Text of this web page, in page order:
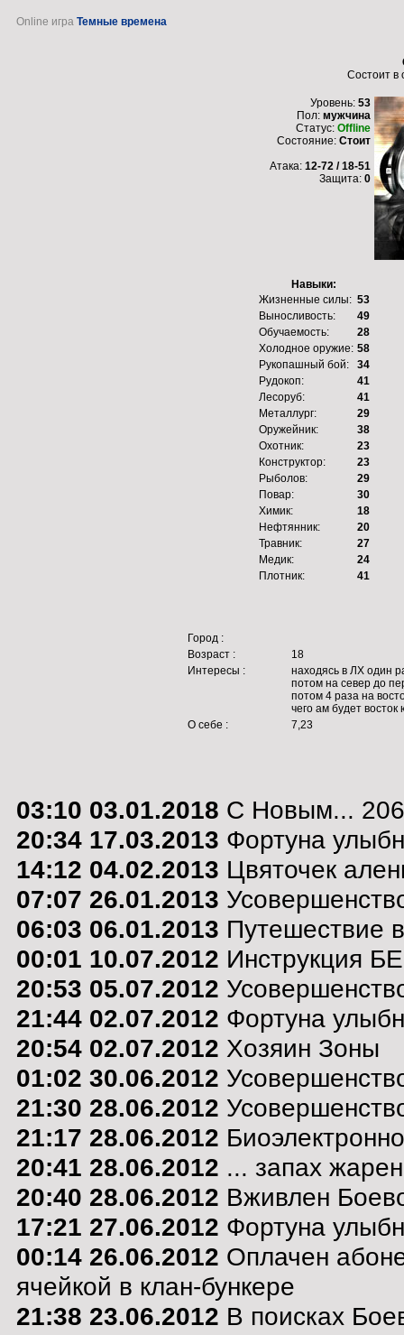
Online игра Темные времена
Состоит в
Уровень: 53
Пол: мужчина
Статус: Offline
Состояние: Стоит
Атака: 12-72 / 18-51
Защита: 0
Навыки:
Жизненные силы: 53
Выносливость:
49
Обучаемость:
28
Холодное оружие: 58
Рукопашный бой:
34
Рудокоп:
41
Лесоруб:
41
Металлург:
29
Оружейник:
38
Охотник:
23
Конструктор:
23
Рыболов:
29
Повар:
30
Химик:
18
Нефтянник:
20
Травник:
27
Медик:
24
Плотник:
41
Город :
Возраст :
18
Интересы :
наxодясь в ЛX один
потом на север до
потом 4 раза на
чего ам будет восток
О себе :
7,23
03:10 03.01.2018 С Новым...
20:34 17.03.2013 Фортуна
14:12 04.02.2013 Цвяточек
07:07 26.01.2013
06:03 06.01.2013 Путешествие
00:01 10.07.2012 Инструкция
20:53 05.07.2012
21:44 02.07.2012 Фортуна
20:54 02.07.2012 Хозяин Зоны
01:02 30.06.2012
21:30 28.06.2012
21:17 28.06.2012
20:41 28.06.2012 ... запах
20:40 28.06.2012 Вживлен
17:21 27.06.2012 Фортуна
00:14 26.06.2012 Оплачен
ячейкой в клан-бункере
21:38 23.06.2012 В поисках